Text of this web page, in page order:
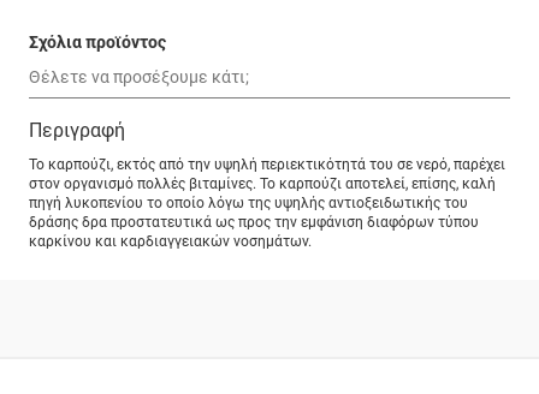
Σχόλια προϊόντος
Περιγραφή
Το καρπούζι, εκτός από την υψηλή περιεκτικότητά του σε νερό, παρέχει
στον οργανισμό πολλές βιταμίνες. Το καρπούζι αποτελεί, επίσης, καλή
πηγή λυκοπενίου το οποίο λόγω της υψηλής αντιοξειδωτικής του
δράσης δρα προστατευτικά ως προς την εμφάνιση διαφόρων τύπου
καρκίνου και καρδιαγγειακών νοσημάτων.